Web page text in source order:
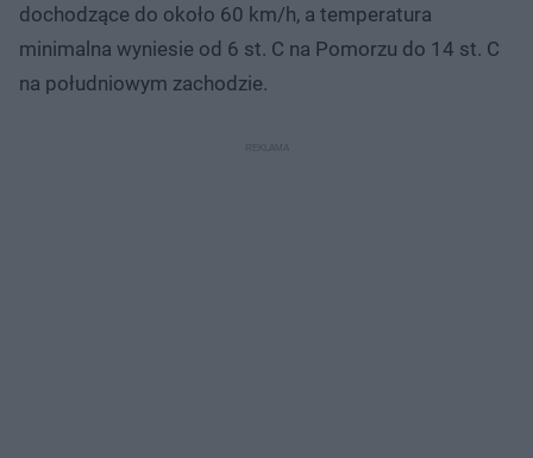
dochodzące do około 60 km/h, a temperatura
minimalna wyniesie od 6 st. C na Pomorzu do 14 st. C
na południowym zachodzie.